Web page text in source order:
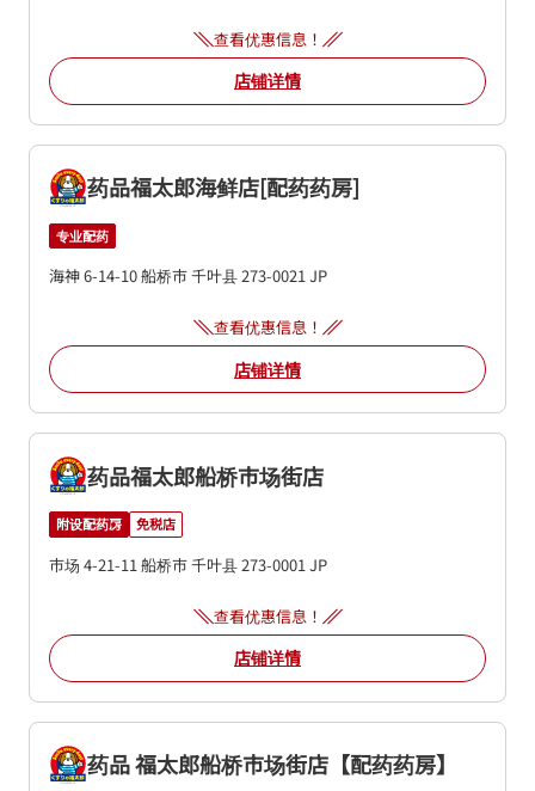
查看优惠信息！
店铺详情
药品福太郎海鲜店[配药药房]
专业配药
海神 6-14-10船桥市千叶县273-0021JP
查看优惠信息！
店铺详情
药品福太郎船桥市场街店
附设配药房 免税店
市场 4-21-11 船桥市千叶县273-0001 JP
查看优惠信息！
店铺详情
药品 福太郎船桥市场街店【配药药房】